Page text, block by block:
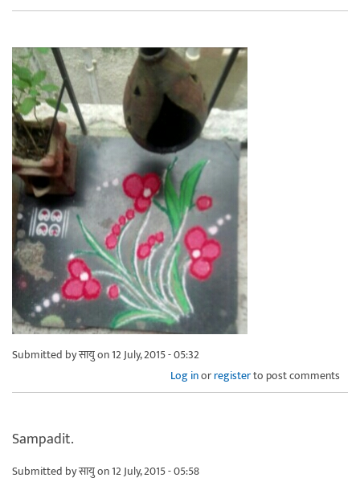
Submitted byसायुon 12 July, 2015 - 05:32
Log inorregisterto post comments
Sampadit.
Submitted byसायुon 12 July, 2015 - 05:58